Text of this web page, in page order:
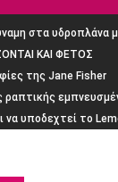
στα υδροπλάνα
ΚΑΙ ΦΕΤΟΣ
της Jane Fisher